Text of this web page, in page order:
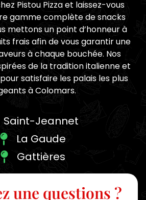
Pistou Pizza et laissez-vous
gamme complète de snacks
mettons un point d’honneur à
frais afin de vous garantir une
à chaque bouchée. Nos
de la tradition italienne et
satisfaire les palais les plus
à Colomars.
Saint-Jeannet
La Gaude
Gattières
une questions ?